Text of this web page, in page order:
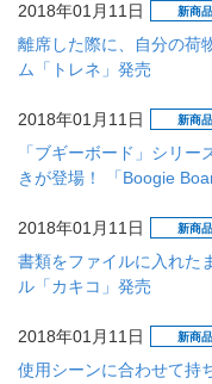
2018年01月11日 新商品
離席した際に、自分の荷
ム「トレネ」発売
2018年01月11日 新商品
「ブギーボード」シリ
きが登場！ 「Boogie
2018年01月11日 新商品
書類をファイルに入れた
ル「カキコ」発売
2018年01月11日 新商品
使用シーンに合わせて持